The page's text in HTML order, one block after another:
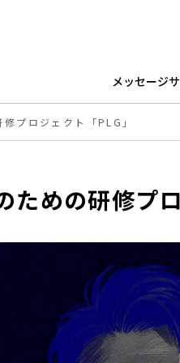
メッセージ
プロジェクト「PLG」
ための研修プ